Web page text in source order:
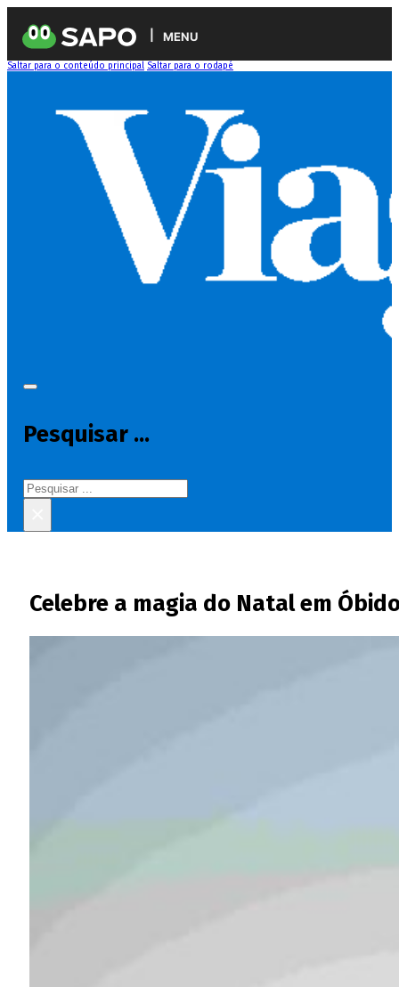
MENU
Saltar para o conteúdo principal Saltar para o rodapé
Pesquisar ...
Pesquisar
Celebre a magia do Natal em